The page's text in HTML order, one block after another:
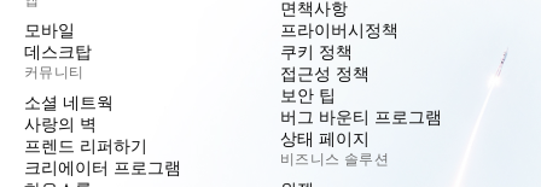
모바일
데스크탑
커뮤니티
소셜 네트웍
사랑의 벽
프렌드 리퍼하기
크리에이터 프로그램
면책사항
프라이버시정책
쿠키 정책
접근성 정책
보안 팁
버그 바운티 프로그램
상태 페이지
비즈니스 솔루션